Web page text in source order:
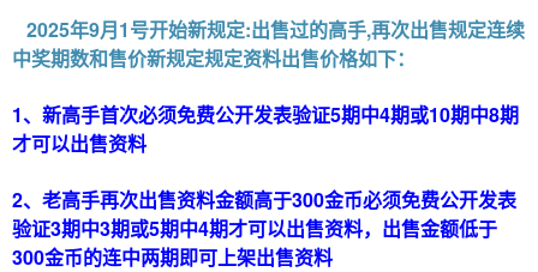
2025年9月1号开始新规定:出售过的高手,再次出售规定连续
中奖期数和售价新规定规定资料出售价格如下：
1、新高手首次必须免费公开发表验证5期中4期或10期中8期
才可以出售资料
2、老高手再次出售资料金额高于300金币必须免费公开发表
验证3期中3期或5期中4期才可以出售资料，出售金额低于
300金币的连中两期即可上架出售资料